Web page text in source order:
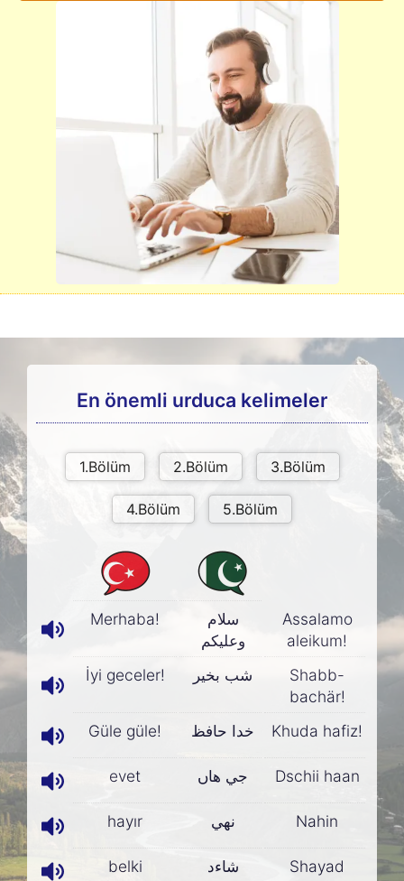
En önemli urduca kelimeler
Merhaba!
سلام
وعليکم
Assalamo
aleikum!
İyi geceler!
شب بخير
Shabb-
bachär!
Güle güle!
خدا حافظ Khuda hafiz!
evet جي ھاں Dschii haan
hayır نھي Nahin
belki شاءد Shayad